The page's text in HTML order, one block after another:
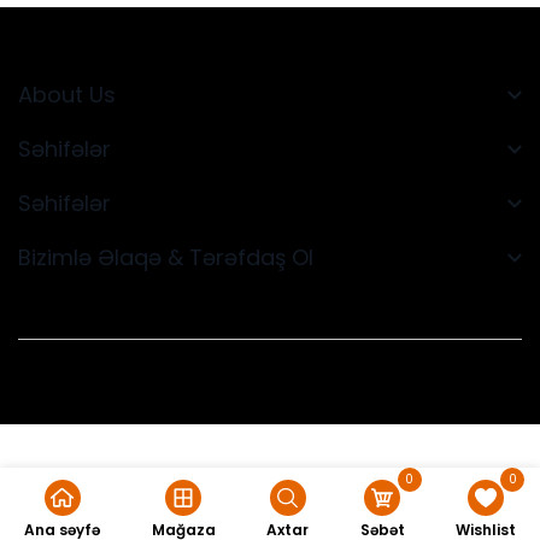
Ana səyfə Mağaza Axtar Səbət
0
Wishlist
0
About Us
Səhifələr
Səhifələr
Bizimlə Əlaqə & Tərəfdaş Ol